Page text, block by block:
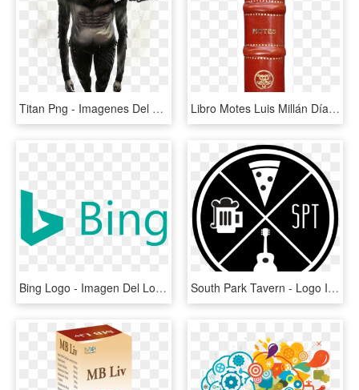
Titan Png - Imagenes Del Titan Bestia, Transparent Png Libro Motes Luis Millán Díaz Romano Incunabula & Ancient - Imagenes Del Lomo De Un Libro, HD Png Download
Bing Logo - Imagen Del Logo De Bing, HD Png Download South Park Tavern - Logo Imagenes Del America 2018, HD Png Download